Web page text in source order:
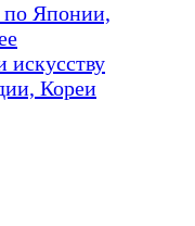
по Японии,
искусству
Кореи